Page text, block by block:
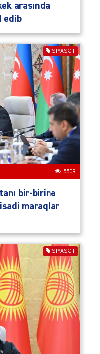
arasında
edib
SIYASƏT
5509
bir-birinə
maraqlar
SIYASƏT